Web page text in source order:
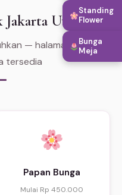
Jakarta Utara
— halaman khusus
tersedia
Papan Bunga
Mulai Rp 450.000
Standing
Flower
Bunga
Meja